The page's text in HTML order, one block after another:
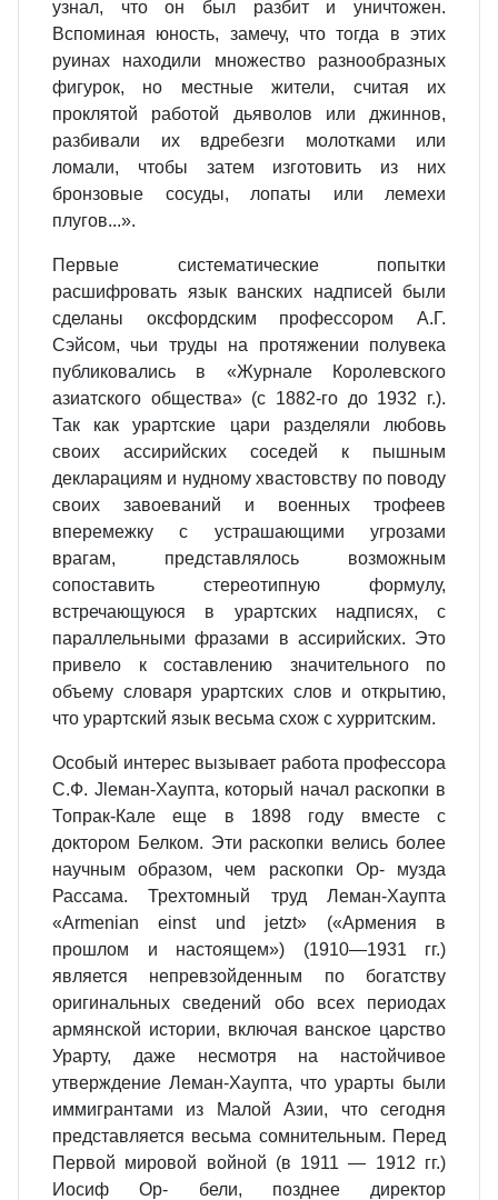
узнал, что он был разбит и уничтожен.
Вспоминая юность, замечу, что тогда в этих
руинах находили множество разнообразных
фигурок, но местные жители, считая их
проклятой работой дьяволов или джиннов,
разбивали их вдребезги молотками или
ломали, чтобы затем изготовить из них
бронзовые сосуды, лопаты или лемехи
плугов...».
Первые систематические попытки
расшифровать язык ванских надписей были
сделаны оксфордским профессором А.Г.
Сэйсом, чьи труды на протяжении полувека
публиковались в «Журнале Королевского
азиатского общества» (с 1882-го до 1932 г.).
Так как урартские цари разделяли любовь
своих ассирийских соседей к пышным
декларациям и нудному хвастовству по поводу
своих завоеваний и военных трофеев
вперемежку с устрашающими угрозами
врагам, представлялось возможным
сопоставить стереотипную формулу,
встречающуюся в урартских надписях, с
параллельными фразами в ассирийских. Это
привело к составлению значительного по
объему словаря урартских слов и открытию,
что урартский язык весьма схож с хурритским.
Особый интерес вызывает работа профессора
С.Ф. Jleман-Хаупта, который начал раскопки в
Топрак-Кале еще в 1898 году вместе с
доктором Белком. Эти раскопки велись более
научным образом, чем раскопки Ор- музда
Рассама. Трехтомный труд Леман-Хаупта
«Armenian einst und jetzt» («Армения в
прошлом и настоящем») (1910—1931 гг.)
является непревзойденным по богатству
оригинальных сведений обо всех периодах
армянской истории, включая ванское царство
Урарту, даже несмотря на настойчивое
утверждение Леман-Хаупта, что урарты были
иммигрантами из Малой Азии, что сегодня
представляется весьма сомнительным. Перед
Первой мировой войной (в 1911 — 1912 гг.)
Иосиф Ор- бели, позднее директор